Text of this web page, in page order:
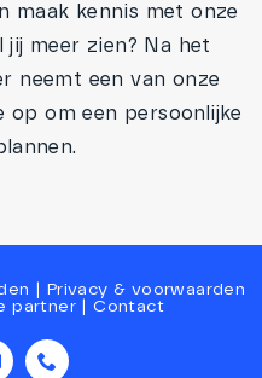
maak kennis met onze
jij meer zien? Na het
neemt een van onze
om een persoonlijke
| Privacy & voorwaarden
partner |Contact